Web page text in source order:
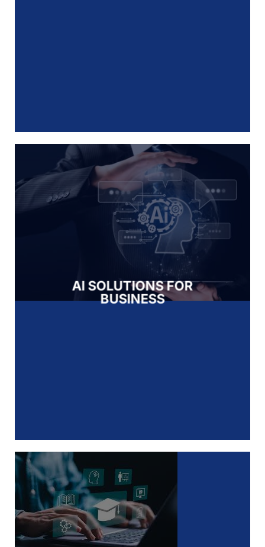
AI SOLUTIONS FOR
BUSINESS